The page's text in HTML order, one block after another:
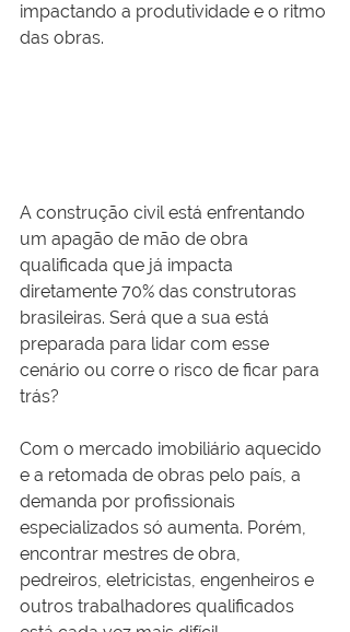
impactando a produtividade e o ritmo
das obras.
A construção civil está enfrentando
um apagão de mão de obra
qualificada que já impacta
diretamente 70% das construtoras
brasileiras. Será que a sua está
preparada para lidar com esse
cenário ou corre o risco de ficar para
trás?
Com o mercado imobiliário aquecido
e a retomada de obras pelo país, a
demanda por profissionais
especializados só aumenta. Porém,
encontrar mestres de obra,
pedreiros, eletricistas, engenheiros e
outros trabalhadores qualificados